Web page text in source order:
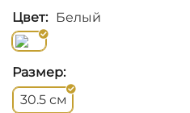
Цвет: Белый
Размер:
30.5 см